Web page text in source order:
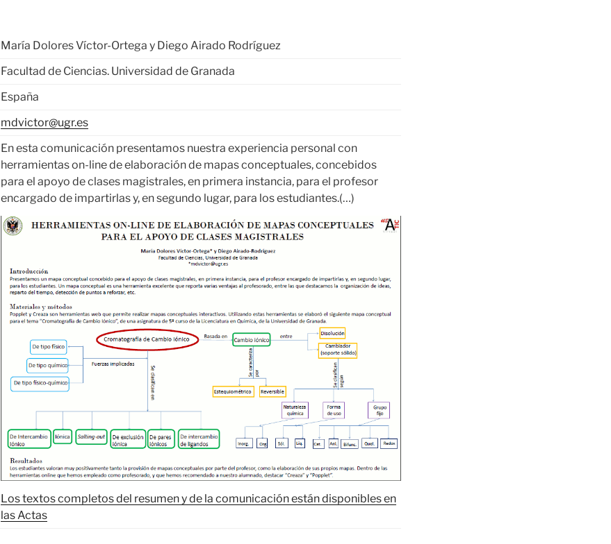
María Dolores Víctor-Ortega y Diego Airado Rodríguez
Facultad de Ciencias. Universidad de Granada
España
mdvictor@ugr.es
En esta comunicación presentamos nuestra experiencia personal con
herramientas on-line de elaboración de mapas conceptuales, concebidos
para el apoyo de clases magistrales, en primera instancia, para el profesor
encargado de impartirlas y, en segundo lugar, para los estudiantes.(…)
Los textos completos del resumen y de la comunicación están disponibles en
las Actas